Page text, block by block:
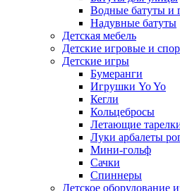
Водные батуты и
Надувные батуты
Детская мебель
Детские игровые и
Детские игры
Бумеранги
Игрушки Yo Yo
Кегли
Кольцебросы
Летающие
Луки арбалеты
Мини-гольф
Сачки
Спиннеры
Детское оборудование